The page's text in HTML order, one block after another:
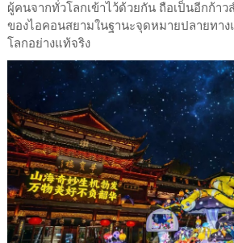
ผู้คนจากทั่วโลกเข้าไว้ด้วยกัน ถือเป็นอีกก้า
ของไอคอนสยามในฐานะจุดหมายปลายทา
โลกอย่างแท้จริง